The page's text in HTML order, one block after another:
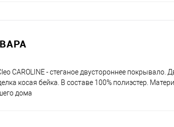
CAROLINE - стеганое двустороннее
косая бейка. В составе 100% полиэстер.
дома